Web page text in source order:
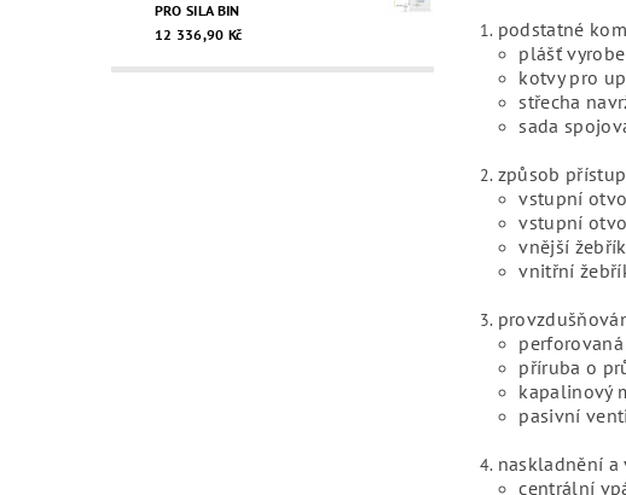
PRO SILA BIN
12 336,90 Kč
podstatné
plášť
kotvy pro
střecha
sada
způsob
vstupní
vstupní
vnější
vnitřní
příruba o
kapalinový
pasivní
naskladnění a
centrální